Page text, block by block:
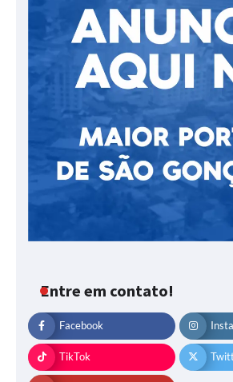
Entre em contato!
Facebook
TikTok